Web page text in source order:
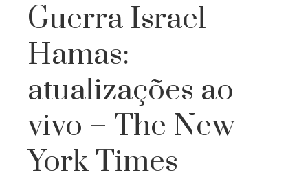
Guerra Israel-
Hamas:
atualizações ao
vivo – The New
York Times